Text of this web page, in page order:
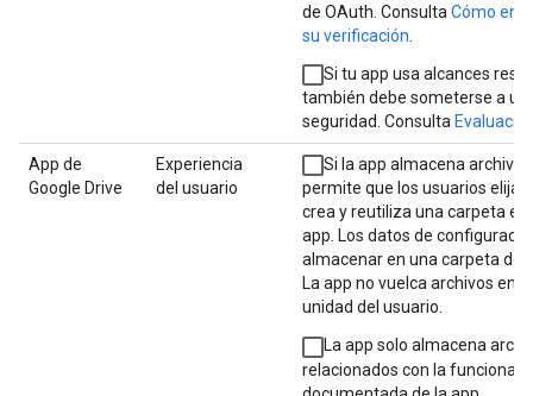
de OAuth. Consulta Cómo
su verificación
Si tu app usa alcances
también debe someterse a
seguridad. Consulta
App de
Google Drive
Experiencia
del usuario
Si la app almacena
permite que los usuarios
crea y reutiliza una carpeta
app. Los datos de
almacenar en una carpeta de
La app no vuelca archivos en
unidad del usuario.
La app solo almacena
relacionados con la